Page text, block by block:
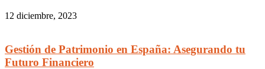
12 diciembre, 2023
Gestión de Patrimonio en España: Asegurando tu
Futuro Financiero